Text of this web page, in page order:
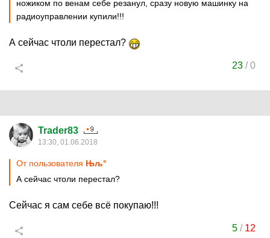
ножиком по венам себе резанул, сразу новую машинку на
радиоуправлении купили!!!
А сейчас чтоли перестал?
23 /0
Trader83
13:30, 01.06.2018
От пользователя Њљ°
А сейчас чтоли перестал?
Сейчас я сам себе всё покупаю!!!
5 / 12